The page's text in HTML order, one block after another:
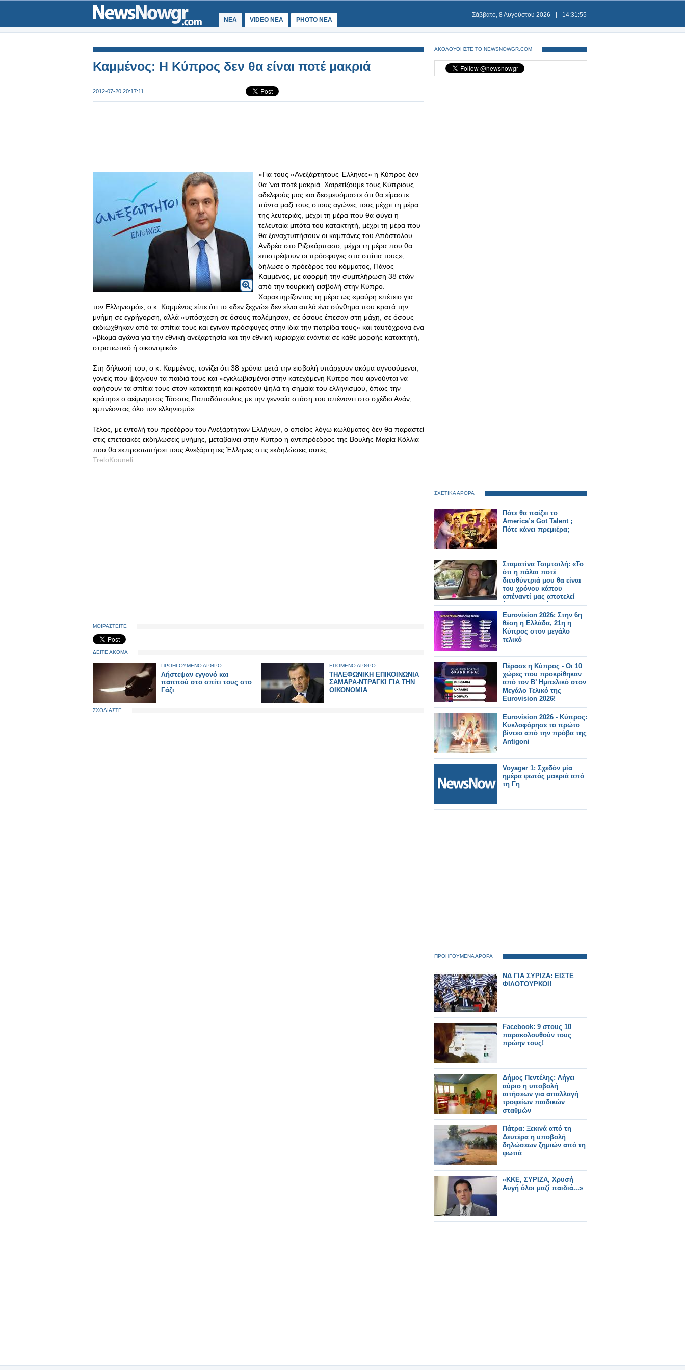
ΝΕΑ VIDEO NEA PHOTO NEA
Σάββατο, 8 Αυγούστου 2026 14:31:55
Καμμένος: Η Κύπρος δεν θα είναι ποτέ μακριά
2012-07-20 20:17:11
«Για τους «Ανεξάρτητους Έλληνες» η Κύπρος δεν
θα ‘ναι ποτέ μακριά. Χαιρετίζουμε τους Κύπριους
αδελφούς μας και δεσμευόμαστε ότι θα είμαστε
πάντα μαζί τους στους αγώνες τους μέχρι τη μέρα
της λευτεριάς, μέχρι τη μέρα που θα φύγει η
τελευταία μπότα του κατακτητή, μέχρι τη μέρα που
θα ξαναχτυπήσουν οι καμπάνες του Απόστολου
Ανδρέα στο Ριζοκάρπασο, μέχρι τη μέρα που θα
επιστρέψουν οι πρόσφυγες στα σπίτια τους»,
δήλωσε ο πρόεδρος του κόμματος, Πάνος
Καμμένος, με αφορμή την συμπλήρωση 38 ετών
από την τουρκική εισβολή στην Κύπρο.
Χαρακτηρίζοντας τη μέρα ως «μαύρη επέτειο για
τον Ελληνισμό», ο κ. Καμμένος είπε ότι το «δεν ξεχνώ» δεν είναι απλά ένα σύνθημα που κρατά την
μνήμη σε εγρήγορση, αλλά «υπόσχεση σε όσους πολέμησαν, σε όσους έπεσαν στη μάχη, σε όσους
εκδιώχθηκαν από τα σπίτια τους και έγιναν πρόσφυγες στην ίδια την πατρίδα τους» και ταυτόχρονα ένα
«βίωμα αγώνα για την εθνική ανεξαρτησία και την εθνική κυριαρχία ενάντια σε κάθε μορφής κατακτητή,
στρατιωτικό ή οικονομικό».
Στη δήλωσή του, ο κ. Καμμένος, τονίζει ότι 38 χρόνια μετά την εισβολή υπάρχουν ακόμα αγνοούμενοι,
γονείς που ψάχνουν τα παιδιά τους και «εγκλωβισμένοι στην κατεχόμενη Κύπρο που αρνούνται να
αφήσουν τα σπίτια τους στον κατακτητή και κρατούν ψηλά τη σημαία του ελληνισμού, όπως την
κράτησε ο αείμνηστος Τάσσος Παπαδόπουλος με την γενναία στάση του απέναντι στο σχέδιο Ανάν,
εμπνέοντας όλο τον ελληνισμό».
Τέλος, με εντολή του προέδρου του Ανεξάρτητων Ελλήνων, ο οποίος λόγω κωλύματος δεν θα παραστεί
στις επετειακές εκδηλώσεις μνήμης, μεταβαίνει στην Κύπρο η αντιπρόεδρος της Βουλής Μαρία Κόλλια
που θα εκπροσωπήσει τους Ανεξάρτητες Έλληνες στις εκδηλώσεις αυτές.
TreloKouneli
ΜΟΙΡΑΣΤΕΙΤΕ
ΔΕΙΤΕ ΑΚΟΜΑ
ΠΡΟΗΓΟΥΜΕΝΟ ΑΡΘΡΟ
Λήστεψαν εγγονό και
παππού στο σπίτι τους στο
Γάζι
ΕΠΟΜΕΝΟ ΑΡΘΡΟ
ΤΗΛΕΦΩΝΙΚΗ ΕΠΙΚΟΙΝΩΝΙΑ
ΣΑΜΑΡΑ-ΝΤΡΑΓΚΙ ΓΙΑ ΤΗΝ
ΟΙΚΟΝΟΜΙΑ
ΣΧΟΛΙΑΣΤΕ
ΑΚΟΛΟΥΘΗΣΤΕ ΤΟ NEWSNOWGR.COM
ΣΧΕΤΙΚΑ ΑΡΘΡΑ
Πότε θα παίζει το
America’s Got Talent ;
Πότε κάνει πρεμιέρα;
Σταματίνα Τσιμτσιλή: «Το
ότι η πάλαι ποτέ
διευθύντριά μου θα είναι
του χρόνου κάπου
απέναντί μας αποτελεί
ένα ιντριγκαδόρικο
σχέδιο»
Eurovision 2026: Στην 6η
θέση η Ελλάδα, 21η η
Κύπρος στον μεγάλο
τελικό
Πέρασε η Κύπρος - Οι 10
χώρες που προκρίθηκαν
από τον Β’ Ημιτελικό στον
Μεγάλο Τελικό της
Eurovision 2026!
Eurovision 2026 - Κύπρος:
Κυκλοφόρησε το πρώτο
βίντεο από την πρόβα της
Antigoni
Voyager 1: Σχεδόν μία
ημέρα φωτός μακριά από
τη Γη
ΠΡΟΗΓΟΥΜΕΝΑ ΑΡΘΡΑ
ΝΔ ΓΙΑ ΣΥΡΙΖΑ: ΕΙΣΤΕ
ΦΙΛΟΤΟΥΡΚΟΙ!
Facebook: 9 στους 10
παρακολουθούν τους
πρώην τους!
Δήμος Πεντέλης: Λήγει
αύριο η υποβολή
αιτήσεων για απαλλαγή
τροφείων παιδικών
σταθμών
Πάτρα: Ξεκινά από τη
Δευτέρα η υποβολή
δηλώσεων ζημιών από τη
φωτιά
«ΚΚΕ, ΣΥΡΙΖΑ, Χρυσή
Αυγή όλοι μαζί παιδιά...»